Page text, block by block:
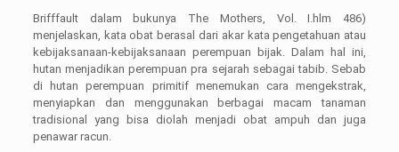
Brifffault dalam bukunya The Mothers, Vol. I.hlm 486)
menjelaskan, kata obat berasal dari akar kata pengetahuan atau
kebijaksanaan-kebijaksanaan perempuan bijak. Dalam hal ini,
hutan menjadikan perempuan pra sejarah sebagai tabib. Sebab
di hutan perempuan primitif menemukan cara mengekstrak,
menyiapkan dan menggunakan berbagai macam tanaman
tradisional yang bisa diolah menjadi obat ampuh dan juga
penawar racun.